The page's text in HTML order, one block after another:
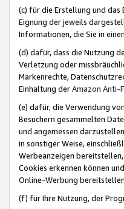
(c) für die Erstellung und
Eignung der jeweils
Informationen, die Sie in
(d) dafür, dass die Nutzung
Verletzung oder
Markenrechte,
Einhaltung derAmazon Anti-
(e) dafür, die Verwendung
Besuchern gesammelten
und angemessen
in sonstiger Weise,
Werbeanzeigen
Cookies erkennen können
Online-Werbung
(f) für Ihre Nutzung, der